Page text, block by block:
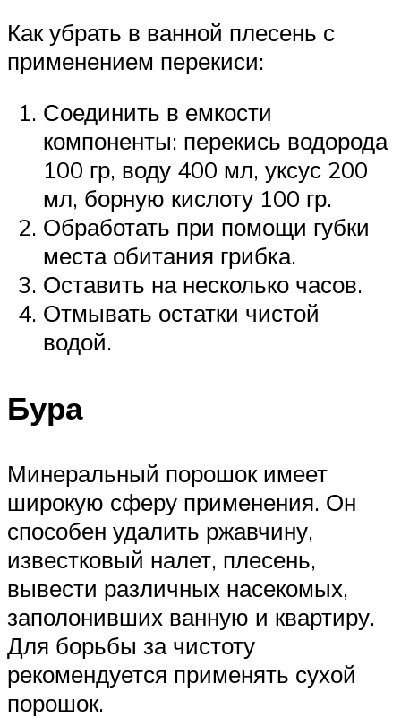
Как убрать в ванной плесень с
применением перекиси:
Соединить в емкости
компоненты: перекись водорода
100 гр, воду 400 мл, уксус 200
мл, борную кислоту 100 гр.
Обработать при помощи губки
места обитания грибка.
Оставить на несколько часов.
Отмывать остатки чистой
водой.
Бура
Минеральный порошок имеет
широкую сферу применения. Он
способен удалить ржавчину,
известковый налет, плесень,
вывести различных насекомых,
заполонивших ванную и квартиру.
Для борьбы за чистоту
рекомендуется применять сухой
порошок.